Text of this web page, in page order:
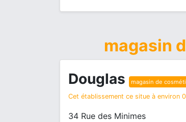
magasin
Douglas magasin de
Cet établissement ce situe à environ
34 Rue des Minimes